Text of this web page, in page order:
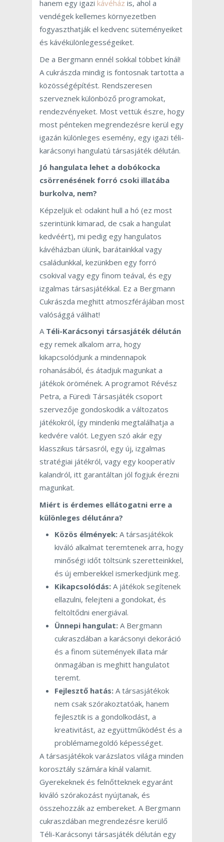
hanem egy igazi kávéház is, ahol a
vendégek kellemes környezetben
fogyaszthatják el kedvenc süteményeiket
és kávékülönlegességeiket.
De a Bergmann ennél sokkal többet kínál!
A cukrászda mindig is fontosnak tartotta a
közösségépítést. Rendszeresen
szerveznek különböző programokat,
rendezvényeket. Most vettük észre, hogy
most pénteken megrendezésre kerül egy
igazán különleges esemény, egy igazi téli-
karácsonyi hangulatú társasjáték délután.
Jó hangulata lehet a dobókocka
csörrenésének forró csoki illatába
burkolva, nem?
Képzeljük el: odakint hull a hó (ez most
szerintünk kimarad, de csak a hangulat
kedvéért), mi pedig egy hangulatos
kávéházban ülünk, barátainkkal vagy
családunkkal, kezünkben egy forró
csokival vagy egy finom teával, és egy
izgalmas társasjátékkal. Ez a Bergmann
Cukrászda meghitt atmoszférájában most
valósággá válihat!
A Téli-Karácsonyi társasjáték délután
egy remek alkalom arra, hogy
kikapcsolódjunk a mindennapok
rohanásából, és átadjuk magunkat a
játékok örömének. A programot Révész
Petra, a Füredi Társasjáték csoport
szervezője gondoskodik a változatos
játékokról, így mindenki megtalálhatja a
kedvére valót. Legyen szó akár egy
klasszikus társasról, egy új, izgalmas
stratégiai játékról, vagy egy kooperatív
kalandról, itt garantáltan jól fogjuk érezni
magunkat.
Miért is érdemes ellátogatni erre a
különleges délutánra?
Közös élmények: A társasjátékok
kiváló alkalmat teremtenek arra, hogy
minőségi időt töltsünk szeretteinkkel,
és új emberekkel ismerkedjünk meg.
Kikapcsolódás: A játékok segítenek
ellazulni, felejteni a gondokat, és
feltöltődni energiával.
Ünnepi hangulat: A Bergmann
cukraszdában a karácsonyi dekoráció
és a finom sütemények illata már
önmagában is meghitt hangulatot
teremt.
Fejlesztő hatás: A társasjátékok
nem csak szórakoztatóak, hanem
fejlesztik is a gondolkodást, a
kreativitást, az együttműködést és a
problémamegoldó képességet.
A társasjátékok varázslatos világa minden
korosztály számára kínál valamit.
Gyerekeknek és felnőtteknek egyaránt
kiváló szórakozást nyújtanak, és
összehozzák az embereket. A Bergmann
cukraszdában megrendezésre kerülő
Téli-Karácsonyi társasjáték délután egy